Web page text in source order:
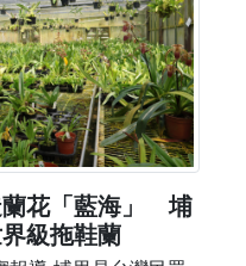
蘭花「藍海」 埔
級拖鞋蘭